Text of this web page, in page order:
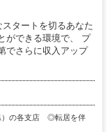
タートを切るあなた
ができる環境で、 プ
でさらに収入アップ
）の各支店 ◎転居を伴